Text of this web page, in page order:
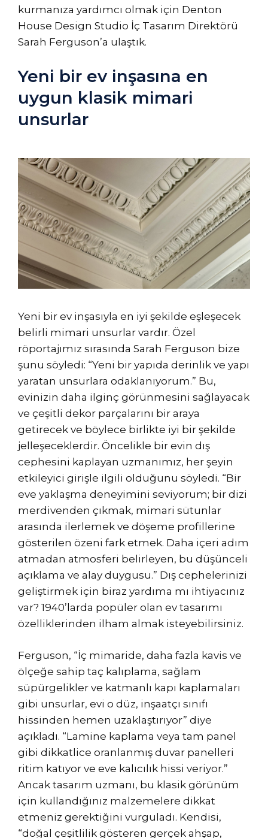
kurmanıza yardımcı olmak için Denton
House Design Studio İç Tasarım Direktörü
Sarah Ferguson’a ulaştık.
Yeni bir ev inşasına en
uygun klasik mimari
unsurlar
Yeni bir ev inşasıyla en iyi şekilde eşleşecek
belirli mimari unsurlar vardır. Özel
röportajımız sırasında Sarah Ferguson bize
şunu söyledi: “Yeni bir yapıda derinlik ve yapı
yaratan unsurlara odaklanıyorum.” Bu,
evinizin daha ilginç görünmesini sağlayacak
ve çeşitli dekor parçalarını bir araya
getirecek ve böylece birlikte iyi bir şekilde
jelleşeceklerdir. Öncelikle bir evin dış
cephesini kaplayan uzmanımız, her şeyin
etkileyici girişle ilgili olduğunu söyledi. “Bir
eve yaklaşma deneyimini seviyorum; bir dizi
merdivenden çıkmak, mimari sütunlar
arasında ilerlemek ve döşeme profillerine
gösterilen özeni fark etmek. Daha içeri adım
atmadan atmosferi belirleyen, bu düşünceli
açıklama ve alay duygusu.” Dış cephelerinizi
geliştirmek için biraz yardıma mı ihtiyacınız
var? 1940’larda popüler olan ev tasarımı
özelliklerinden ilham almak isteyebilirsiniz.
Ferguson, “İç mimaride, daha fazla kavis ve
ölçeğe sahip taç kalıplama, sağlam
süpürgelikler ve katmanlı kapı kaplamaları
gibi unsurlar, evi o düz, inşaatçı sınıfı
hissinden hemen uzaklaştırıyor” diye
açıkladı. “Lamine kaplama veya tam panel
gibi dikkatlice oranlanmış duvar panelleri
ritim katıyor ve eve kalıcılık hissi veriyor.”
Ancak tasarım uzmanı, bu klasik görünüm
için kullandığınız malzemelere dikkat
etmeniz gerektiğini vurguladı. Kendisi,
“doğal çeşitlilik gösteren gerçek ahşap,